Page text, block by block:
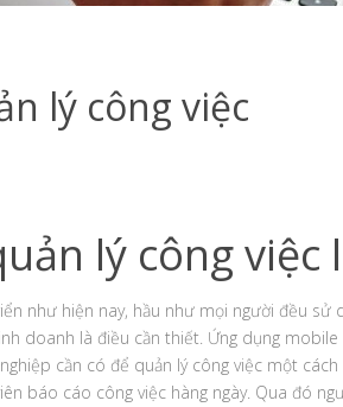
lý công việc
lý công việc
như hiện nay, hầu như mọi người đều sử
doanh là điều cần thiết. Ứng dụng mobile
cần có để quản lý công việc một cách
báo cáo công việc hàng ngày. Qua đó